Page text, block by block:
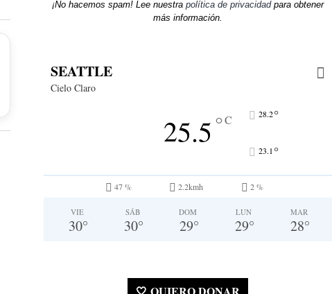
¡No hacemos spam! Lee nuestra política de privacidadpara obtener
más información.
SEATTLE
Cielo Claro
25.5°C 28.2°
23.1°
47 % 2.2kmh 2 %
VIE
30°
SÁB
30°
DOM
29°
LUN
29°
MAR
28°